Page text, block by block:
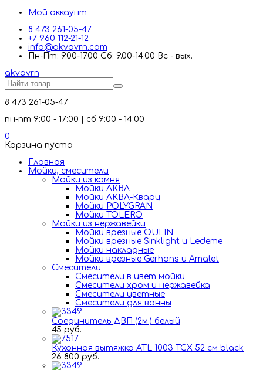
Мой аккаунт
8 473 261-05-47
+7 960 112-21-12
info@akvavrn.com
Пн-Пт: 9.00-17.00 Сб: 9.00-14.00 Вс - вых.
akvavrn
8 473 261-05-47
пн-пт 9:00 - 17:00 | сб 9:00 - 14:00
0
Корзина пуста
Главная
Мойки, смесители
Mойки из камня
Мойки АКВА
Мойки АКВА-Кварц
Мойки POLYGRAN
Мойки TOLERO
Мойки из нержавейки
Мойки врезные OULIN
Мойки врезные Sinklight и Ledeme
Мойки накладные
Мойки врезные Gerhans и Amalet
Смесители
Смесители в цвет мойки
Смесители хром и нержавейка
Смесители цветные
Смесители для ванны
Соединитель ДВП (2м.) белый
45 руб.
Кухонная вытяжка ATL 1003 TCX 52 см black
26 800 руб.